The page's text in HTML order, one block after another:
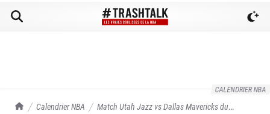
CALENDRIER NBA
TrashTalk Actu NBA
Calendrier NBA Match Utah Jazz vsDallas Mavericksdu